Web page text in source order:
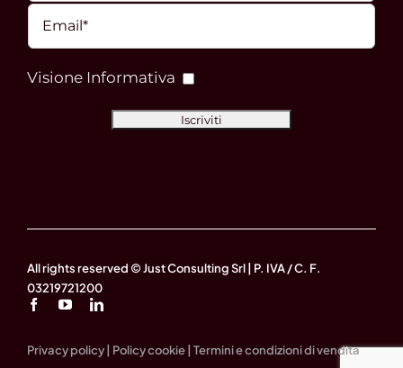
Visione Informativa
All rights reserved © Just Consulting Srl | P. IVA / C. F.
03219721200
Privacy policy| Policy cookie| Termini e condizioni di vendita